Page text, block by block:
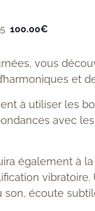
100.00€
vous
et
à utiliser les
avec
également à
son, écoute